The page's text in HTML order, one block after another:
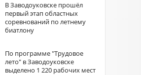
В Заводоуковске прошёл
первый этап областных
соревнований по летнему
биатлону
По программе "Трудовое
лето" в Заводоуковске
выделено 1 220 рабочих мест